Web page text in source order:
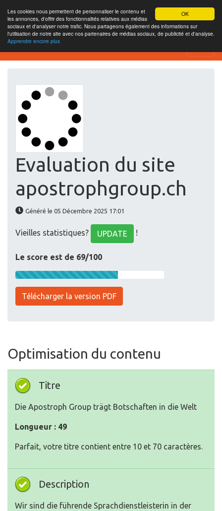
OK
Les cookies nous permettent de personnaliser le contenu et
les annonces, d'offrir des fonctionnalités relatives aux médias
sociaux et d'analyser notre trafic. Nous partageons également des informations sur
l'utilisation de notre site avec nos partenaires de médias sociaux, de publicité et d'analyse.
Apprendre encore plus
Website-SEO-Überprüfung
Evaluation du site
apostrophgroup.ch
Généré le 05 Décembre 2025 17:01
Vieilles statistiques? UPDATE !
Le score est de 69/100
Télécharger la version PDF
Optimisation du contenu
Titre
Die Apostroph Group trägt Botschaften in die Welt
Longueur : 49
Parfait, votre titre contient entre 10 et 70 caractères.
Description
Wir sind die führende Sprachdienstleisterin in der